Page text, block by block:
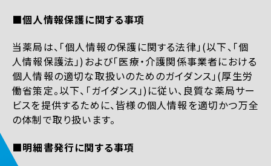
■個人情報保護に関する事項
当薬局は、「個人情報の保護に関する法律」(以下、「個
人情報保護法」)および「医療・介護関係事業者における
個人情報の適切な取扱いのためのガイダンス」(厚生労
働省策定。以下、「ガイダンス」)に従い、良質な薬局サー
ビスを提供するために、皆様の個人情報を適切かつ万全
の体制で取り扱います。
■明細書発行に関する事項